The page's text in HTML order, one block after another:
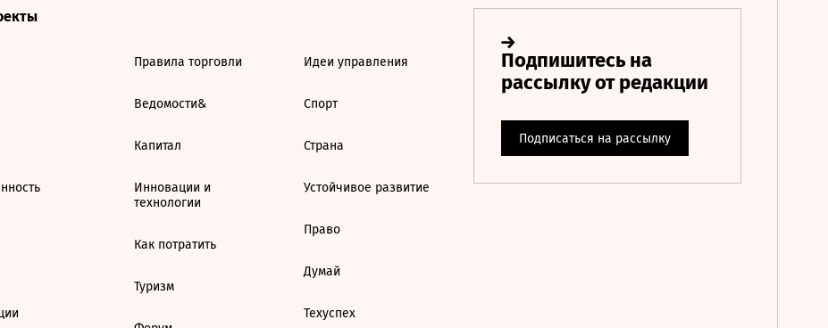
Правила торговли
Ведомости&
Капитал
Инновации и
технологии
Как потратить
Туризм
Идеи управления
Спорт
Страна
Устойчивое развитие
Право
Думай
Техуспех